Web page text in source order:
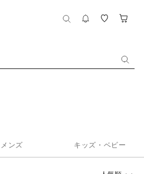
メンズ キッズ・ベビー